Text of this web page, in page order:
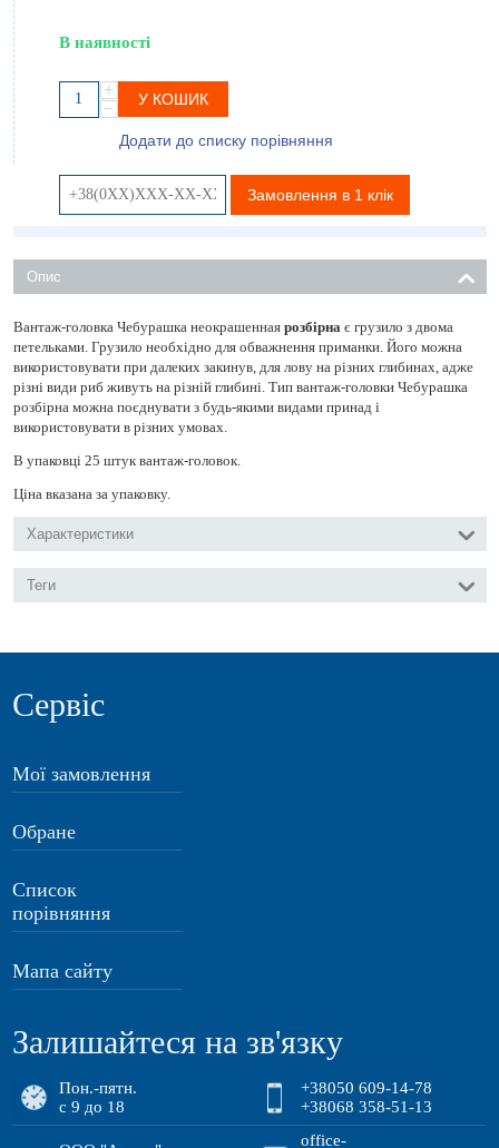
В наявності
+
−
У КОШИК
Додати до списку порівняння
Замовлення в 1 клік
Опис
Вантаж-головка Чебурашка неокрашенная розбірна є грузило з двома
петельками. Грузило необхідно для обважнення приманки. Його можна
використовувати при далеких закинув, для лову на різних глибинах, адже
різні види риб живуть на різній глибині. Тип вантаж-головки Чебурашка
розбірна можна поєднувати з будь-якими видами принад і
використовувати в різних умовах.
В упаковці 25 штук вантаж-головок.
Ціна вказана за упаковку.
Характеристики
Теги
Сервіс
Мої замовлення
Обране
Список
порівняння
Мапа сайту
Залишайтеся на зв'язку
Пон.-пятн.
с 9 до 18
+38050 609-14-78
+38068 358-51-13
office-